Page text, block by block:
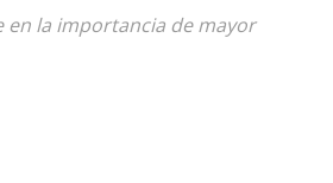
en la importancia de mayor